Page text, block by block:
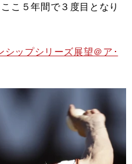
こ５年間で３度目となり
シップシリーズ展望＠ア･